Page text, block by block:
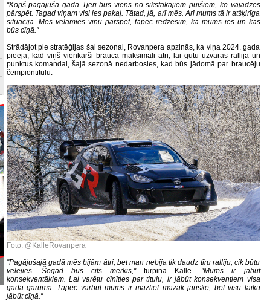
''Kopš pagājušā gada Tjerī būs viens no sīkstākajiem puišiem, ko vajadzēs
pārspēt. Tagad viņam visi ies pakaļ. Tātad, jā, arī mēs. Arī mums tā ir atšķirīga
situācija. Mēs vēlamies viņu pārspēt, tāpēc redzēsim, kā mums ies un kas
būs cīņā.''
Strādājot pie stratēģijas šai sezonai, Rovanpera apzinās, ka viņa 2024. gada
pieeja, kad viņš vienkārši brauca maksimāli ātri, lai gūtu uzvaras rallijā un
punktus komandai, šajā sezonā nedarbosies, kad būs jādomā par braucēju
čempiontitulu.
Foto: @KalleRovanpera
''Pagājušajā gadā mēs bijām ātri, bet man nebija tik daudz tīru ralliju, cik būtu
vēlējies. Šogad būs cits mērķis,''turpina Kalle. ''Mums ir jābūt
konsekventākiem. Lai varētu cīnīties par titulu, ir jābūt konsekventiem visa
gada garumā. Tāpēc varbūt mums ir mazliet mazāk jāriskē, bet visu laiku
jābūt cīņā.''